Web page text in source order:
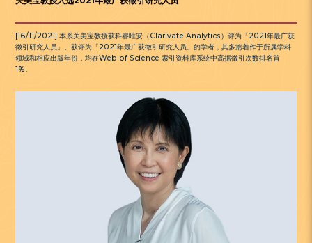
[16/11/2021] 本系关美宝教授获科睿唯安（Clarivate Analytics）评为「2021年最广获
徵引研究人员」。获评为「2021年最广获徵引研究人员」的学者，其多篇着作于所属学科
领域和相应出版年份，均在Web of Science 索引资料库系统中高据徵引次数排名首
1%。